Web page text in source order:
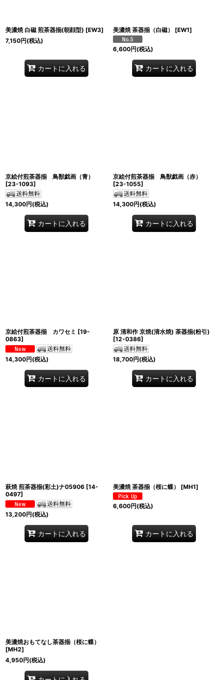
美濃焼 白磁 煎茶器揃(朝顔型) [EW3]
7,150円(税込)
カートに入れる
美濃焼 茶器揃（白磁） [EW1]
6,600円(税込)
カートに入れる
京絵付煎茶器揃 鳥獣戯画（青）
[23-1093]
14,300円(税込)
カートに入れる
京絵付煎茶器揃 鳥獣戯画（赤）
[23-1055]
14,300円(税込)
カートに入れる
京絵付煎茶器揃 カワセミ [19-
0863]
14,300円(税込)
カートに入れる
原 清和作 京焼(清水焼) 茶器揃(粉引)
[12-0386]
18,700円(税込)
カートに入れる
萩焼 煎茶器揃(彩土)ナ05906 [14-
0497]
13,200円(税込)
カートに入れる
美濃焼 茶器揃（桜に蝶） [MH1]
6,600円(税込)
カートに入れる
美濃焼おもてなし茶器揃（桜に蝶）
[MH2]
4,950円(税込)